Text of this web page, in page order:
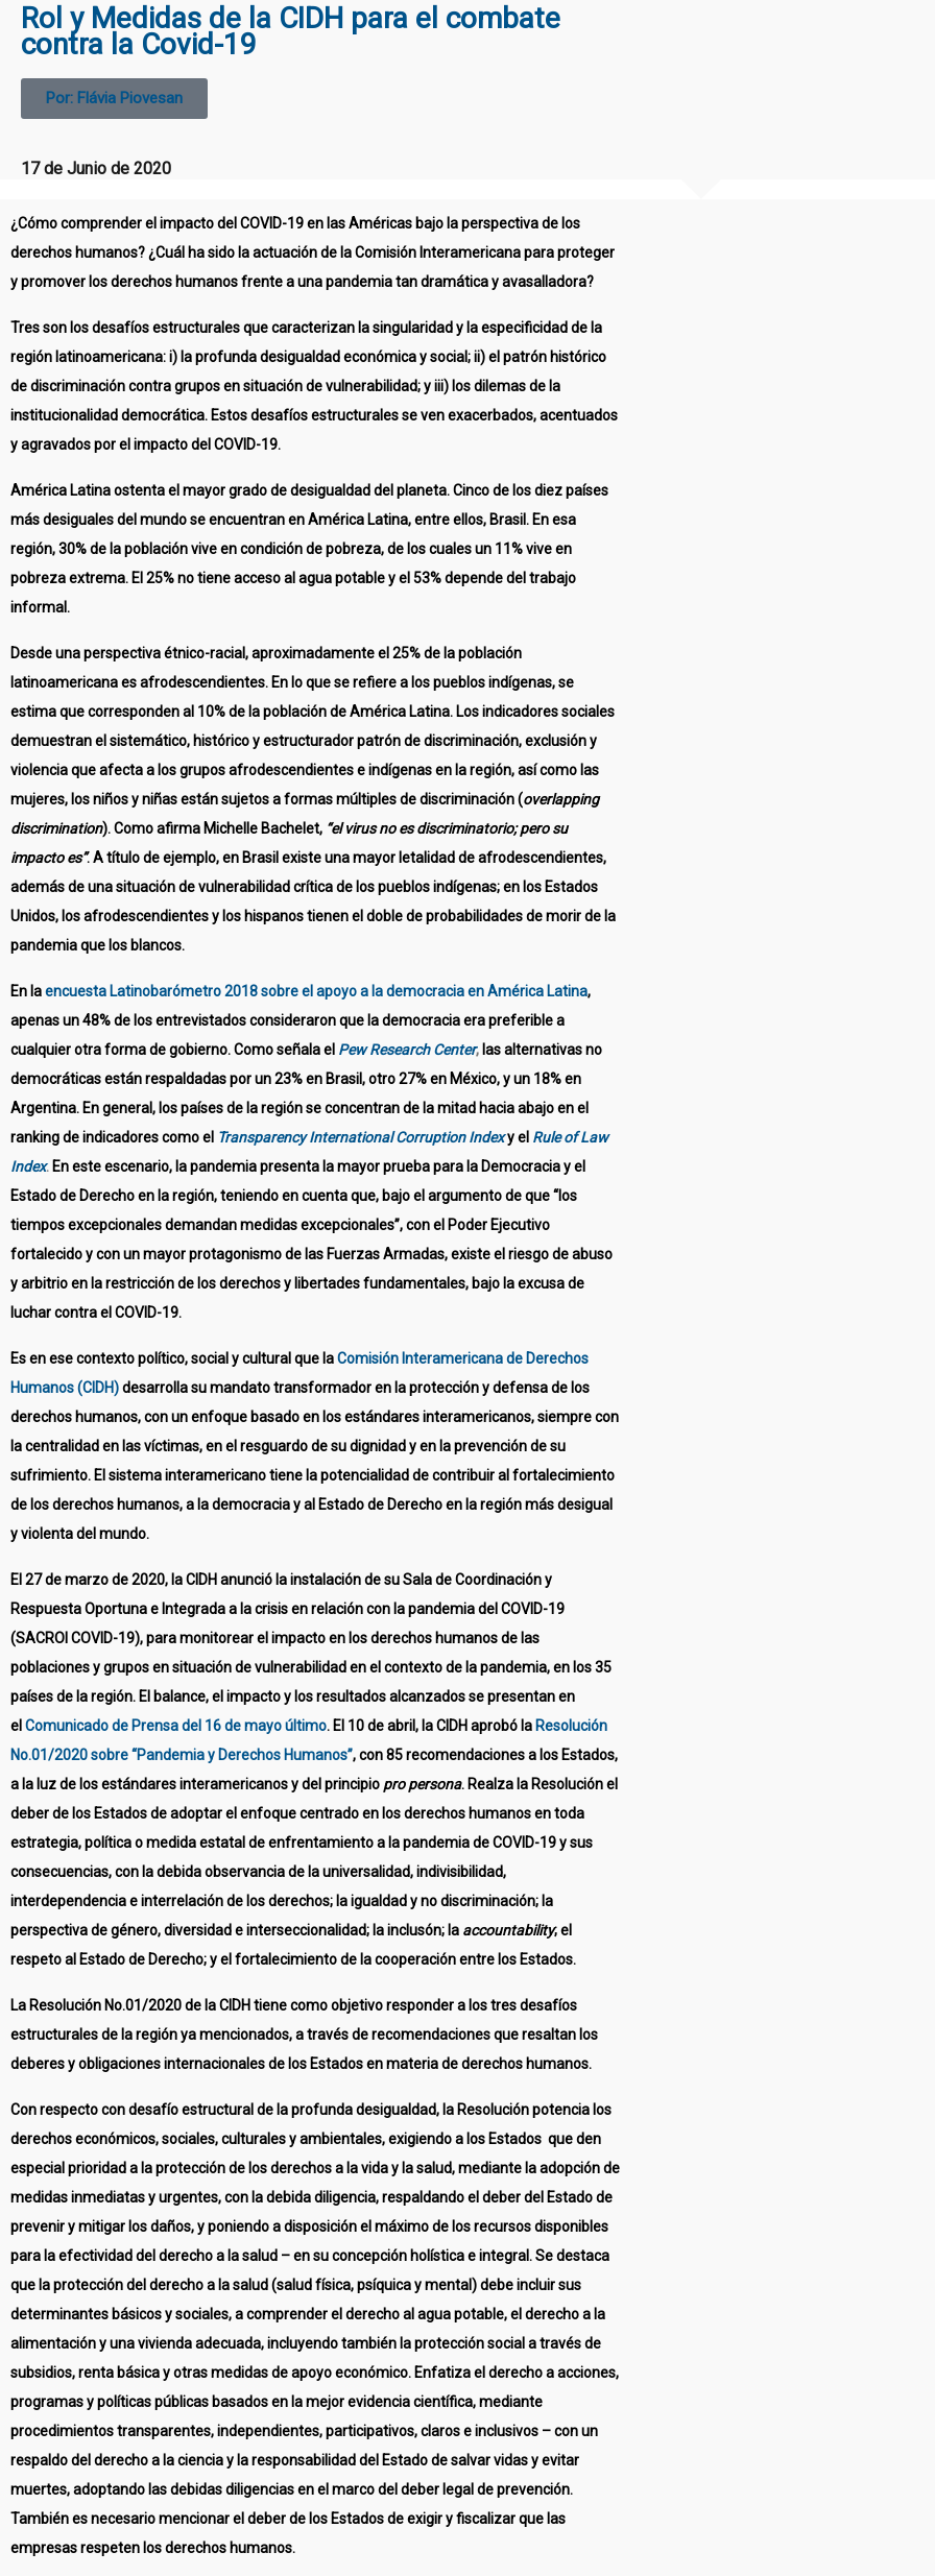
Rol y Medidas de la CIDH para el combate
contra la Covid-19
Por: Flávia Piovesan
17 de Junio de 2020
¿Cómo comprender el impacto del COVID-19 en las Américas bajo la perspectiva de los
derechos humanos? ¿Cuál ha sido la actuación de la Comisión Interamericana para proteger
y promover los derechos humanos frente a una pandemia tan dramática y avasalladora?
Tres son los desafíos estructurales que caracterizan la singularidad y la especificidad de la
región latinoamericana: i) la profunda desigualdad económica y social; ii) el patrón histórico
de discriminación contra grupos en situación de vulnerabilidad; y iii) los dilemas de la
institucionalidad democrática. Estos desafíos estructurales se ven exacerbados, acentuados
y agravados por el impacto del COVID-19.
América Latina ostenta el mayor grado de desigualdad del planeta. Cinco de los diez países
más desiguales del mundo se encuentran en América Latina, entre ellos, Brasil. En esa
región, 30% de la población vive en condición de pobreza, de los cuales un 11% vive en
pobreza extrema. El 25% no tiene acceso al agua potable y el 53% depende del trabajo
informal.
Desde una perspectiva étnico-racial, aproximadamente el 25% de la población
latinoamericana es afrodescendientes. En lo que se refiere a los pueblos indígenas, se
estima que corresponden al 10% de la población de América Latina. Los indicadores sociales
demuestran el sistemático, histórico y estructurador patrón de discriminación, exclusión y
violencia que afecta a los grupos afrodescendientes e indígenas en la región, así como las
mujeres, los niños y niñas están sujetos a formas múltiples de discriminación (overlapping
discrimination). Como afirma Michelle Bachelet, “el virus no es discriminatorio; pero su
impacto es”. A título de ejemplo, en Brasil existe una mayor letalidad de afrodescendientes,
además de una situación de vulnerabilidad crítica de los pueblos indígenas; en los Estados
Unidos, los afrodescendientes y los hispanos tienen el doble de probabilidades de morir de la
pandemia que los blancos.
En laencuesta Latinobarómetro 2018 sobre el apoyo a la democracia en América Latina,
apenas un 48% de los entrevistados consideraron que la democracia era preferible a
cualquier otra forma de gobierno. Como señala el Pew Research Center, las alternativas no
democráticas están respaldadas por un 23% en Brasil, otro 27% en México, y un 18% en
Argentina. En general, los países de la región se concentran de la mitad hacia abajo en el
ranking de indicadores como el Transparency International Corruption Indexy el Rule of Law
Index. En este escenario, la pandemia presenta la mayor prueba para la Democracia y el
Estado de Derecho en la región, teniendo en cuenta que, bajo el argumento de que “los
tiempos excepcionales demandan medidas excepcionales”, con el Poder Ejecutivo
fortalecido y con un mayor protagonismo de las Fuerzas Armadas, existe el riesgo de abuso
y arbitrio en la restricción de los derechos y libertades fundamentales, bajo la excusa de
luchar contra el COVID-19.
Es en ese contexto político, social y cultural que laComisión Interamericana de Derechos
Humanos (CIDH)desarrolla su mandato transformador en la protección y defensa de los
derechos humanos, con un enfoque basado en los estándares interamericanos, siempre con
la centralidad en las víctimas, en el resguardo de su dignidad y en la prevención de su
sufrimiento. El sistema interamericano tiene la potencialidad de contribuir al fortalecimiento
de los derechos humanos, a la democracia y al Estado de Derecho en la región más desigual
y violenta del mundo.
El 27 de marzo de 2020, la CIDH anunció la instalación de su Sala de Coordinación y
Respuesta Oportuna e Integrada a la crisis en relación con la pandemia del COVID-19
(SACROI COVID-19), para monitorear el impacto en los derechos humanos de las
poblaciones y grupos en situación de vulnerabilidad en el contexto de la pandemia, en los 35
países de la región. El balance, el impacto y los resultados alcanzados se presentan en
el Comunicado de Prensa del 16 de mayo último. El 10 de abril, la CIDH aprobó la Resolución
No.01/2020 sobre “Pandemia y Derechos Humanos”, con 85 recomendaciones a los Estados,
a la luz de los estándares interamericanos y del principio pro persona. Realza la Resolución el
deber de los Estados de adoptar el enfoque centrado en los derechos humanos en toda
estrategia, política o medida estatal de enfrentamiento a la pandemia de COVID-19 y sus
consecuencias, con la debida observancia de la universalidad, indivisibilidad,
interdependencia e interrelación de los derechos; la igualdad y no discriminación; la
perspectiva de género, diversidad e interseccionalidad; la inclusón; la accountability; el
respeto al Estado de Derecho; y el fortalecimiento de la cooperación entre los Estados.
La Resolución No.01/2020 de la CIDH tiene como objetivo responder a los tres desafíos
estructurales de la región ya mencionados, a través de recomendaciones que resaltan los
deberes y obligaciones internacionales de los Estados en materia de derechos humanos.
Con respecto con desafío estructural de la profunda desigualdad, la Resolución potencia los
derechos económicos, sociales, culturales y ambientales, exigiendo a los Estados que den
especial prioridad a la protección de los derechos a la vida y la salud, mediante la adopción de
medidas inmediatas y urgentes, con la debida diligencia, respaldando el deber del Estado de
prevenir y mitigar los daños, y poniendo a disposición el máximo de los recursos disponibles
para la efectividad del derecho a la salud – en su concepción holística e integral. Se destaca
que la protección del derecho a la salud (salud física, psíquica y mental) debe incluir sus
determinantes básicos y sociales, a comprender el derecho al agua potable, el derecho a la
alimentación y una vivienda adecuada, incluyendo también la protección social a través de
subsidios, renta básica y otras medidas de apoyo económico. Enfatiza el derecho a acciones,
programas y políticas públicas basados en la mejor evidencia científica, mediante
procedimientos transparentes, independientes, participativos, claros e inclusivos – con un
respaldo del derecho a la ciencia y la responsabilidad del Estado de salvar vidas y evitar
muertes, adoptando las debidas diligencias en el marco del deber legal de prevención.
También es necesario mencionar el deber de los Estados de exigir y fiscalizar que las
empresas respeten los derechos humanos.